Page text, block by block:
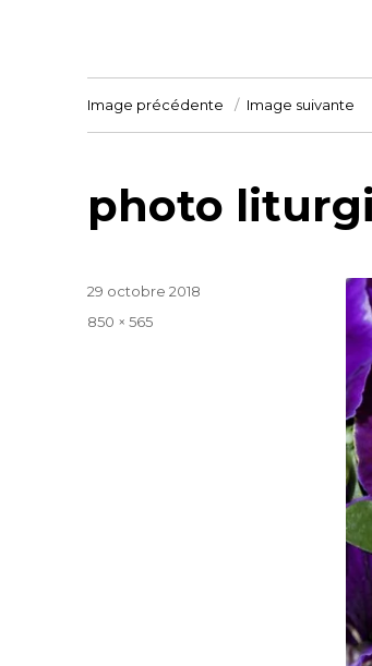
Image précédente Image suivante
photo
Publié
le
29 octobre 2018
Taille
850 × 565